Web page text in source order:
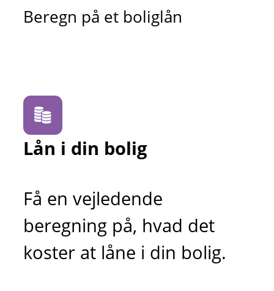
Beregn på et boliglån
Lån i din bolig
Få en vejledende
beregning på, hvad det
koster at låne i din bolig.